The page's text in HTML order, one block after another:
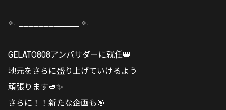
⟡.· ⎯⎯⎯⎯⎯⎯⎯⎯⎯⎯⎯⎯ ⟡.·
GELATO808アンバサダーに就任👑
地元をさらに盛り上げていけるよう
頑張ります🍨✨
さらに！！新たな企画も🎯